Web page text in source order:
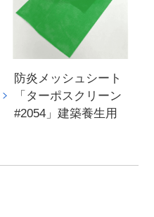
防炎メッシュシート
「ターポスクリーン
#2054」建築養生用